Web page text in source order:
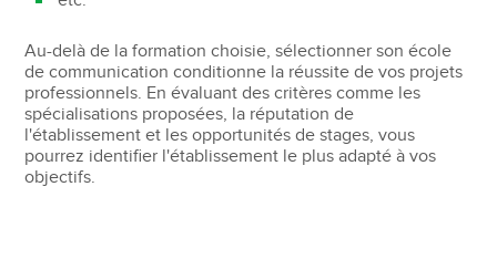
Au-delà de la formation choisie, sélectionner son école
de communication conditionne la réussite de vos projets
professionnels. En évaluant des critères comme les
spécialisations proposées, la réputation de
l'établissement et les opportunités de stages, vous
pourrez identifier l'établissement le plus adapté à vos
objectifs.